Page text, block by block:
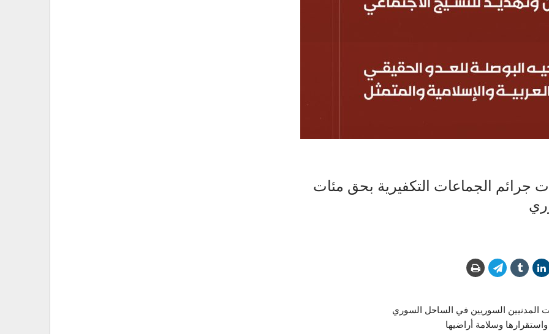
جرائم الجماعات التكفيرية بحق مئات
المدنيين السوريين في الساحل السوري
وسلامة أراضيها